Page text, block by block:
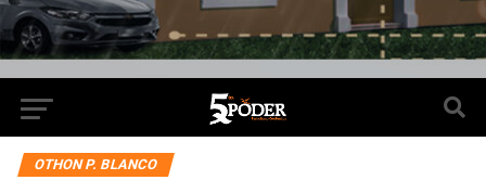
OTHON P. BLANCO